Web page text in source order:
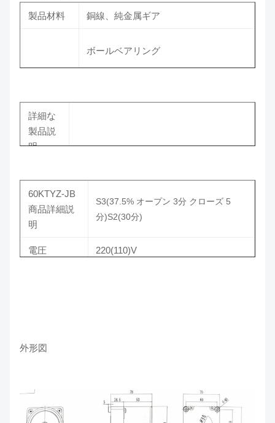
製品材料 銅線、純金属ギア
利点
ボールベアリング
動作の信頼性
低い鼻
詳細な
製品説
明
スピー
ド
5/10/15/20/30/50/75/100回転/分
ンサ
220V：0.33/500V 110V：1.5/250V
60KTYZ-JB
商品詳細説
明
S3(37.5% オープン 3分 クローズ 5
分)S2(30分)
電圧 220(110)V
トルク
コンデンサ 220V:0.68/500V 110V:2.8/250V
外形図